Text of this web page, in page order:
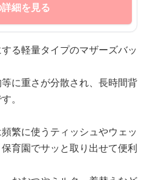
細を見る
る軽量タイプのマザーズバッ
に重さが分散され、長時間背
。
繁に使うティッシュやウェッ
育園でサッと取り出せて便利